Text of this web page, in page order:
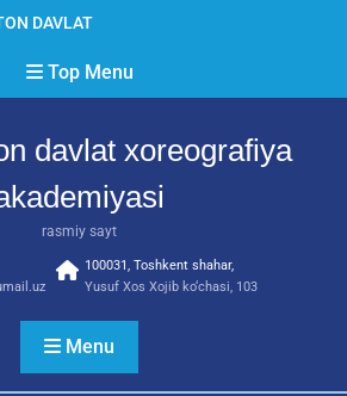
DAVLAT
kasbiy (ijodiy)
Top Menu
davlat xoreografiya
rasmiy sayt
100031, Toshkent shahar,
Yusuf Xos Xojib ko‘chasi, 103
Menu